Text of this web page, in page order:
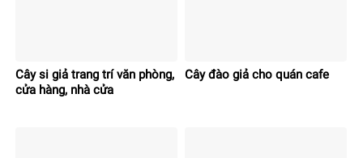
Cây si giả trang trí văn phòng,
cửa hàng, nhà cửa
Cây đào giả cho quán cafe